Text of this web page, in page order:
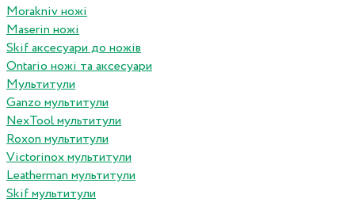
Morakniv ножі
Maserin ножі
Skif аксесуари до ножів
Ontario ножі та аксесуари
Мультитули
Ganzo мультитули
NexTool мультитули
Roxon мультитули
Victorinox мультитули
Leatherman мультитули
Skif мультитули